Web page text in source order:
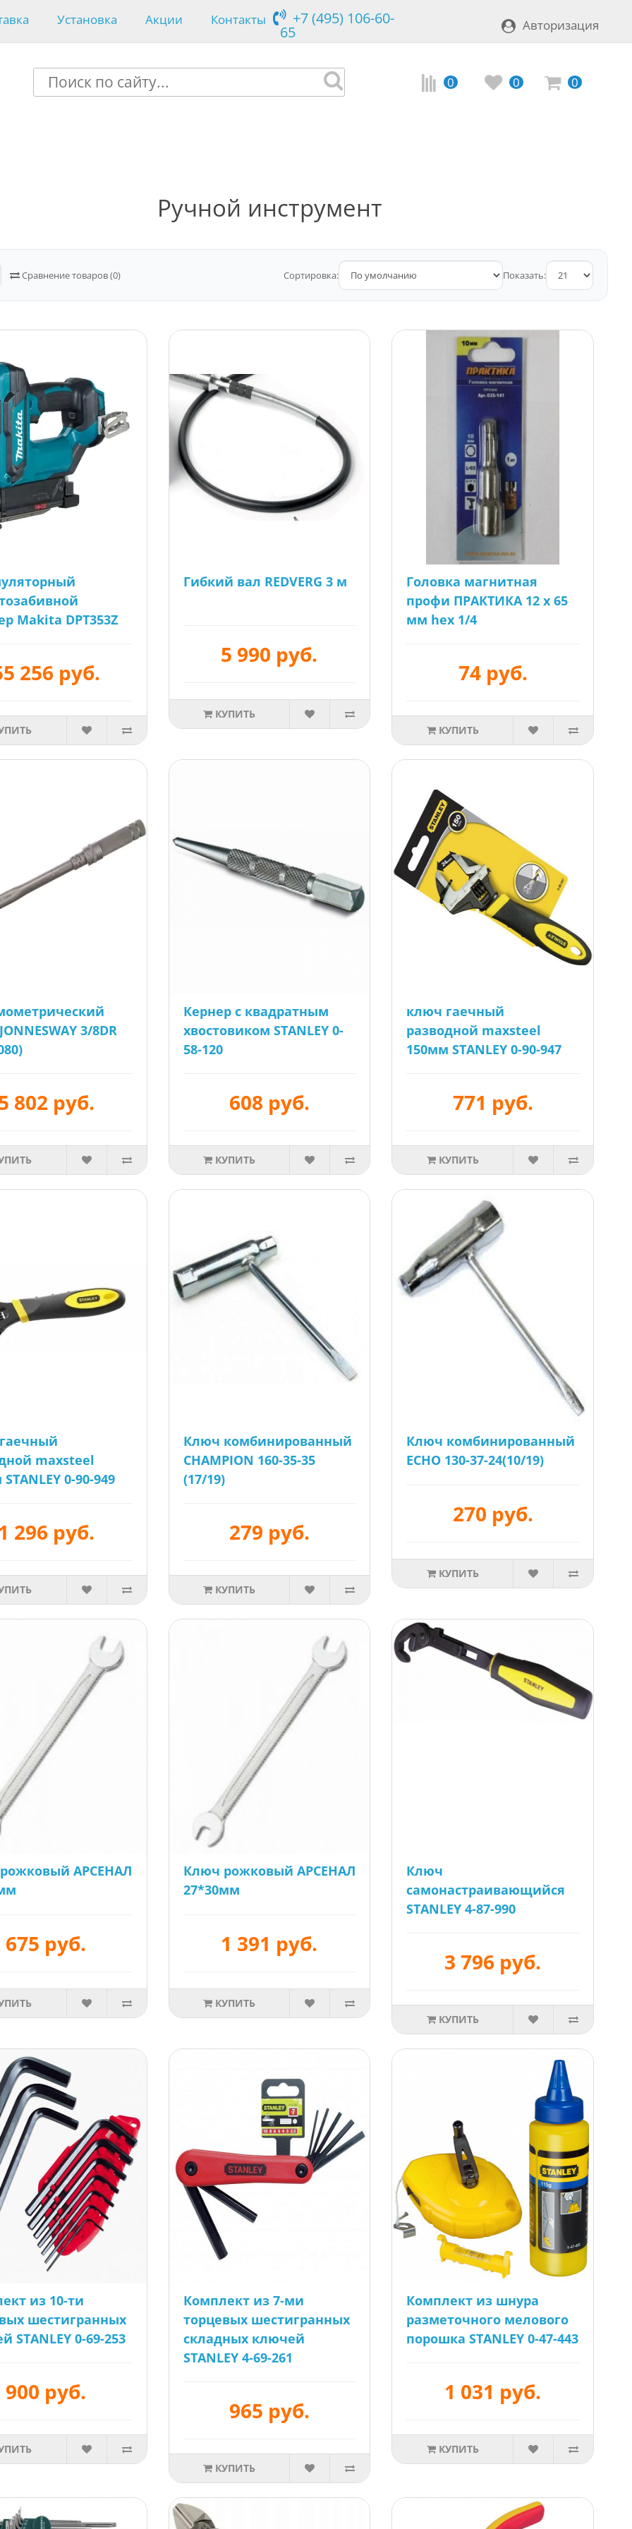
Установка Акции Контакты +7 (495) 106-60-
65 Авторизация
0 0 0
Ручной инструмент
Сравнение товаров (0) Сортировка: Показать:
Makita DPT353Z
256 руб.
Гибкий вал REDVERG 3 м
5 990 руб.
КУПИТЬ
Головка магнитная
профи ПРАКТИКА 12 х 65
мм hex 1/4
74 руб.
КУПИТЬ
3/8DR
802 руб.
Кернер с квадратным
хвостовиком STANLEY 0-
58-120
608 руб.
КУПИТЬ
ключ гаечный
разводной maxsteel
150мм STANLEY 0-90-947
771 руб.
КУПИТЬ
maxsteel
0-90-949
296 руб.
Ключ комбинированный
CHAMPION 160-35-35
(17/19)
279 руб.
КУПИТЬ
Ключ комбинированный
ECHO 130-37-24(10/19)
270 руб.
КУПИТЬ
АРСЕНАЛ
675 руб.
Ключ рожковый АРСЕНАЛ
27*30мм
1 391 руб.
КУПИТЬ
Ключ
самонастраивающийся
STANLEY 4-87-990
3 796 руб.
КУПИТЬ
из 10-ти
шестигранных
STANLEY 0-69-253
900 руб.
Комплект из 7-ми
торцевых шестигранных
складных ключей
STANLEY 4-69-261
965 руб.
КУПИТЬ
Комплект из шнура
разметочного мелового
порошка STANLEY 0-47-443
1 031 руб.
КУПИТЬ